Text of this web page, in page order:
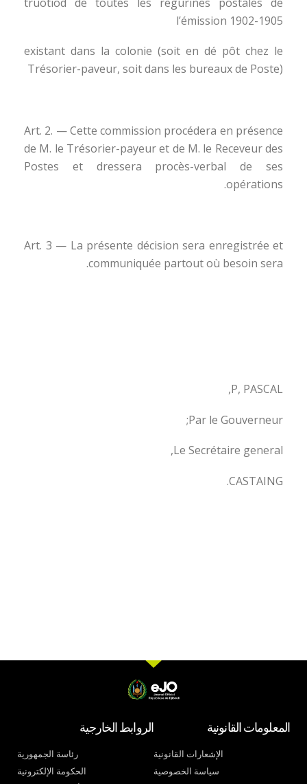
l’émission 1902-1905
existant dans la colonie (soit en dé pôt chez le
Trésorier-paveur, soit dans les bureaux de Poste)
Art. 2. — Cette commission procédera en présence
de M. le Trésorier-payeur et de M. le Receveur des
Postes et dressera procès-verbal de ses
opérations.
Art. 3 — La présente décision sera enregistrée et
communiquée partout où besoin sera.
P, PASCAL,
Par le Gouverneur;
Le Secrétaire general,
CASTAING.
المعلومات القانونية
الإشعارات القانونية
سياسة الخصوصية
الروابط الخارجية
رئاسة الجمهورية
الحكومة الإلكترونية